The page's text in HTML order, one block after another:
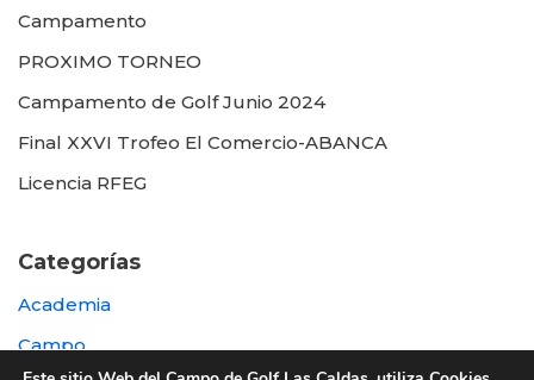
Campamento
PROXIMO TORNEO
Campamento de Golf Junio 2024
Final XXVI Trofeo El Comercio-ABANCA
Licencia RFEG
Categorías
Academia
Campo